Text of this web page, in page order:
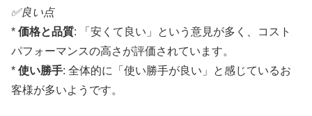
✅良い点
* 価格と品質: 「安くて良い」という意見が多く、コスト
パフォーマンスの高さが評価されています。
* 使い勝手: 全体的に「使い勝手が良い」と感じているお
客様が多いようです。